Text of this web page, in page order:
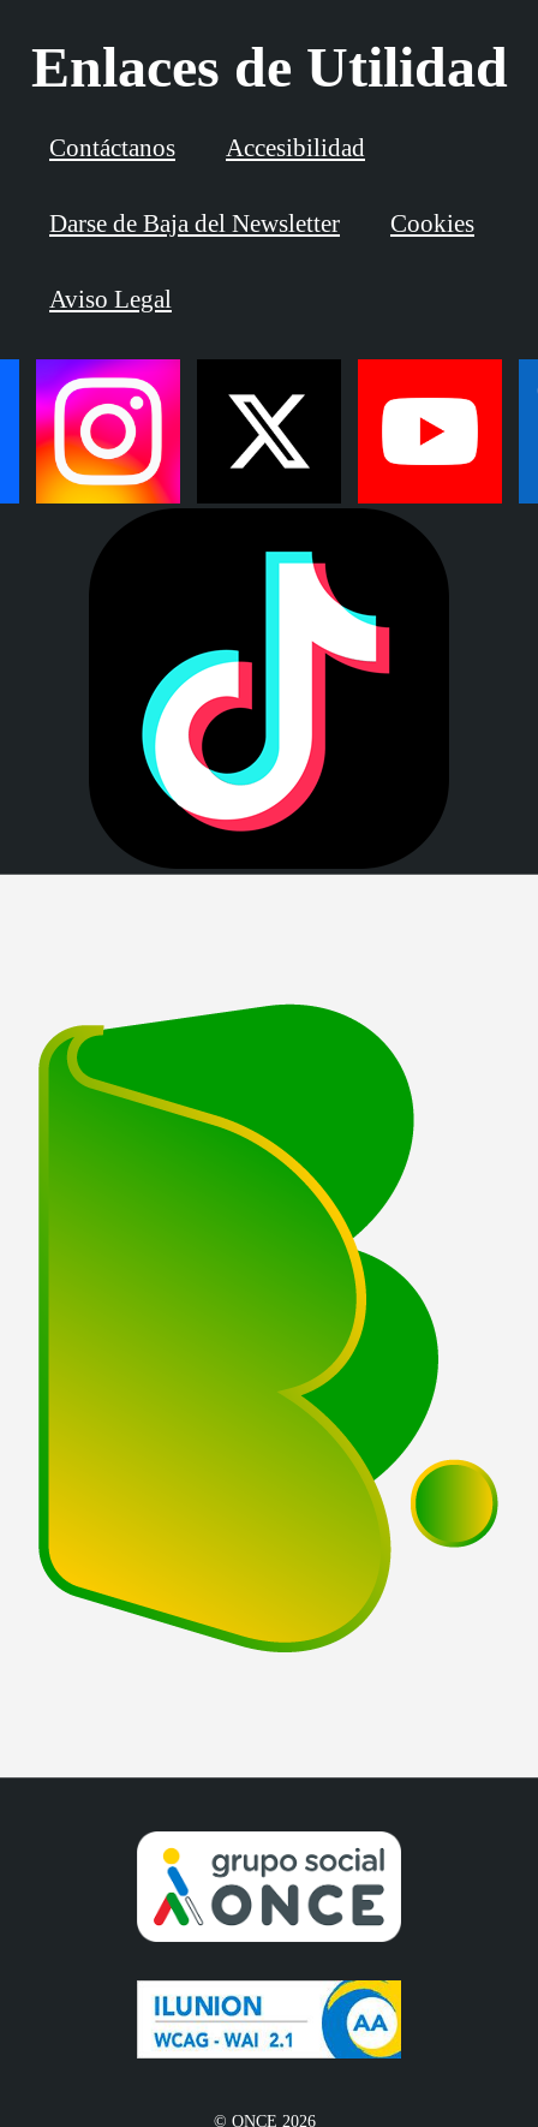
© ONCE 2026
Enlaces de Utilidad
Contáctanos Accesibilidad
Darse de Baja del Newsletter Cookies
Aviso Legal